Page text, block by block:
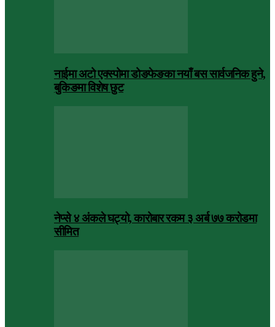
नाईमा अटो एक्स्पोमा डोङफेङका नयाँ बस सार्वजनिक हुने,
बुकिङमा विशेष छुट
नेप्से ४ अंकले घट्यो, कारोबार रकम ३ अर्ब ७७ करोडमा
सीमित